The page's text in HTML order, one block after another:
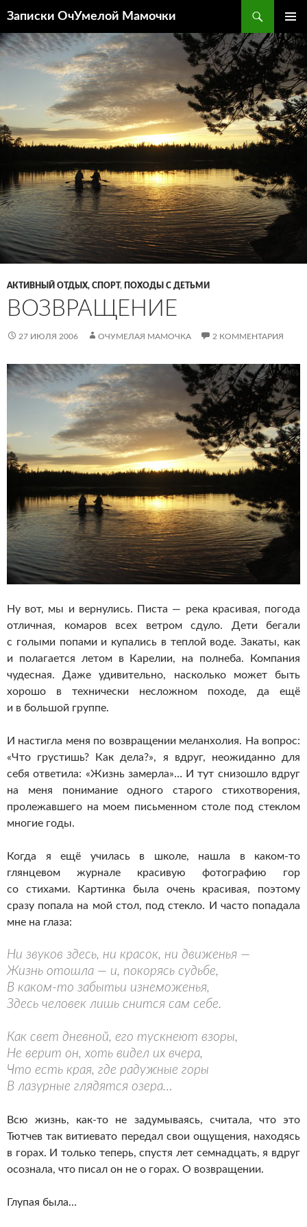
содержимому
Записки ОчУмелой Мамочки
МЕНЮ
АКТИВНЫЙ ОТДЫХ, СПОРТ, ПОХОДЫ С ДЕТЬМИ
ВОЗВРАЩЕНИЕ
27 ИЮЛЯ 2006 ОЧУМЕЛАЯ МАМОЧКА 2 КОММЕНТАРИЯ
Ну вот, мы и вернулись. Писта — река красивая, погода
отличная, комаров всех ветром сдуло. Дети бегали
с голыми попами и купались в теплой воде. Закаты, как
и полагается летом в Карелии, на полнеба. Компания
чудесная. Даже удивительно, насколько может быть
хорошо в технически несложном походе, да ещё
и в большой группе.
И настигла меня по возвращении меланхолия. На вопрос:
«Что грустишь? Как дела?», я вдруг, неожиданно для
себя ответила: «Жизнь замерла»… И тут снизошло вдруг
на меня понимание одного старого стихотворения,
пролежавшего на моем письменном столе под стеклом
многие годы.
Когда я ещё училась в школе, нашла в каком-то
глянцевом журнале красивую фотографию гор
со стихами. Картинка была очень красивая, поэтому
сразу попала на мой стол, под стекло. И часто попадала
мне на глаза:
Ни звуков здесь, ни красок, ни движенья —
Жизнь отошла — и, покорясь судьбе,
В каком-то забытьи изнеможенья,
Здесь человек лишь снится сам себе.
Как свет дневной, его тускнеют взоры,
Не верит он, хоть видел их вчера,
Что есть края, где радужные горы
В лазурные глядятся озера…
Всю жизнь, как-то не задумываясь, считала, что это
Тютчев так витиевато передал свои ощущения, находясь
в горах. И только теперь, спустя лет семнадцать, я вдруг
осознала, что писал он не о горах. О возвращении.
Глупая была…